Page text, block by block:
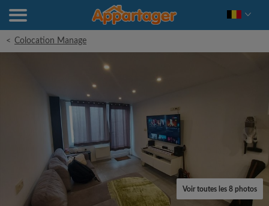
< Colocation Manage
Voir toutes les 8 photos